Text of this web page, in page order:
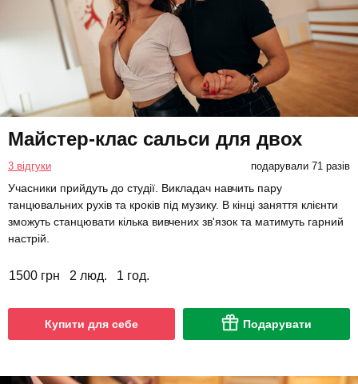
Майстер-клас сальси для двох
3 відгуки подарували 71 разів
Учасники прийдуть до студії. Викладач навчить пару
танцювальних рухів та кроків під музику. В кінці заняття клієнти
зможуть станцювати кілька вивчених зв'язок та матимуть гарний
настрій.
1500 грн 2 люд. 1 год.
Купити для себе Подарувати